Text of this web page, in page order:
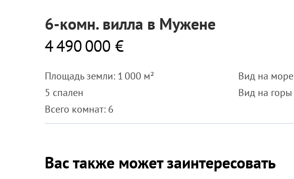
6-комн. вилла в Мужене
4 490 000 €
Площадь земли: 1 000 м²
5 спален
Всего комнат: 6
Вид на море
Вид на горы
Вас также может заинтересовать